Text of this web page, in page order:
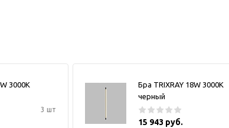
3000К
3 шт
Бра TRIXRAY 18W 3000К
черный
15 943 руб.